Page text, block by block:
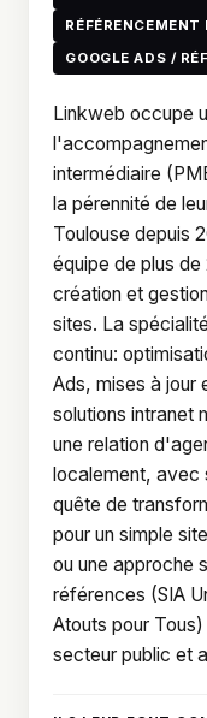
GOOGLE ADS /
Linkweb occupe
intermédiaire
la pérennité de
Toulouse depuis
équipe de plus
création et
sites. La
continu:
Ads, mises à jour
solutions intranet
une relation
localement, avec
quête de
pour un simple
ou une approche
références (SIA
Atouts pour
secteur public et